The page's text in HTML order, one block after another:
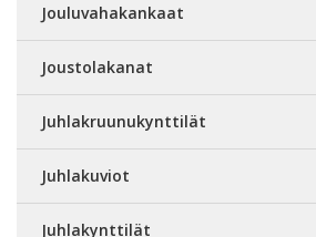
Jouluvahakankaat
Joustolakanat
Juhlakruunukynttilät
Juhlakuviot
Juhlakynttilät